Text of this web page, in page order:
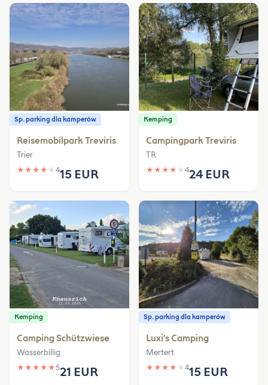
Sp. parking dla kamperów
Reisemobilpark Treviris
Trier
★ ★ ★ ★ ★ 415 EUR
Kemping
Campingpark Treviris
TR
★ ★ ★ ★ ★ 424 EUR
Kemping
Camping Schützwiese
Wasserbillig
★ ★ ★ ★ ★521 EUR
Sp. parking dla kamperów
Luxi's Camping
Mertert
★ ★ ★ ★ ★ 415 EUR